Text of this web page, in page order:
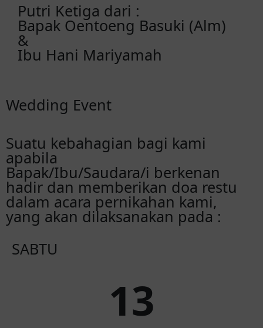
Putri Ketiga dari :
Bapak Oentoeng Basuki (Alm)
&
Ibu Hani Mariyamah
Wedding Event
Suatu kebahagian bagi kami
apabila
Bapak/Ibu/Saudara/i berkenan
hadir dan memberikan doa restu
dalam acara pernikahan kami,
yang akan dilaksanakan pada :
SABTU
13